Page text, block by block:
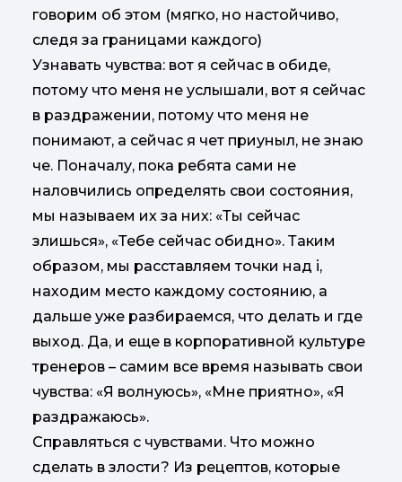
говорим об этом (мягко, но настойчиво,
следя за границами каждого)
Узнавать чувства: вот я сейчас в обиде,
потому что меня не услышали, вот я сейчас
в раздражении, потому что меня не
понимают, а сейчас я чет приуныл, не знаю
че. Поначалу, пока ребята сами не
наловчились определять свои состояния,
мы называем их за них: «Ты сейчас
злишься», «Тебе сейчас обидно». Таким
образом, мы расставляем точки над і,
находим место каждому состоянию, а
дальше уже разбираемся, что делать и где
выход. Да, и еще в корпоративной культуре
тренеров – самим все время называть свои
чувства: «Я волнуюсь», «Мне приятно», «Я
раздражаюсь».
Справляться с чувствами. Что можно
сделать в злости? Из рецептов, которые